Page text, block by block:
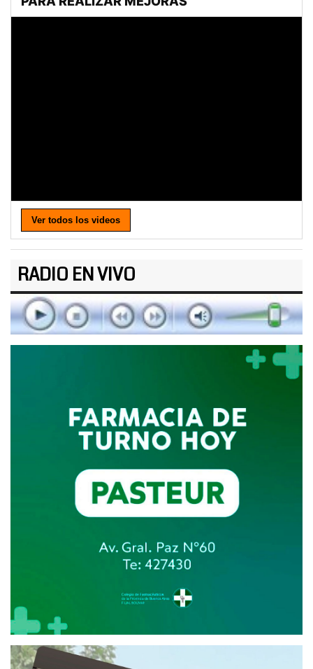
Ver todos los videos
RADIO EN VIVO